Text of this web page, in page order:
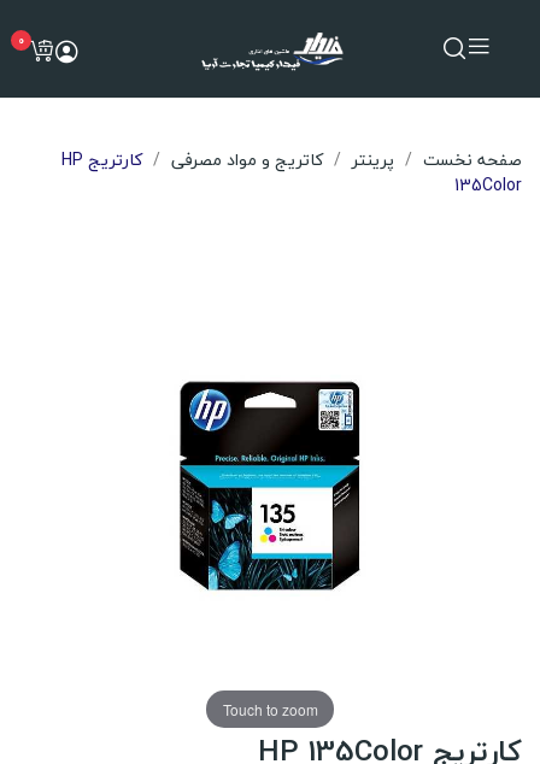
0
صفحه نخست پرینتر کاتریج و مواد مصرفی
کارتریج HP
135Color
Touch to zoom
کارتریج HP 135Color